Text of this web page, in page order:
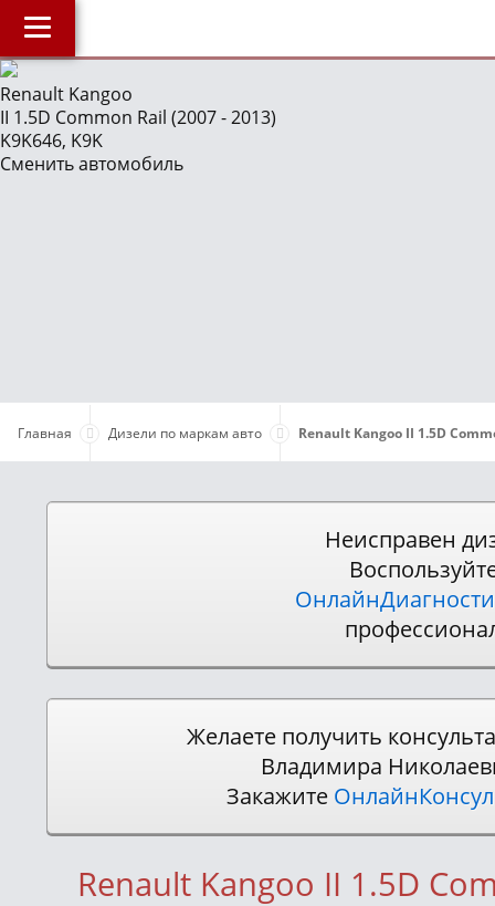
J
О компании
Наши услуги
Поддержка проекта и оплата услуг
Renault Kangoo
II 1.5D Common Rail (2007 - 2013)
K9K646, K9K
Сменить автомобиль
Главная Дизели по маркам авто Renault Kangoo II 1.5D
Неисправен
Желаете получить
Владимира
Закажите
Renault Kangoo II 1.5D